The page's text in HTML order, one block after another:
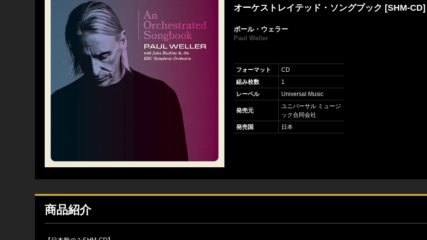
オーケストレイテッド・ソングブック [SHM-CD]
ポール・ウェラー
Paul Weller
フォーマット
CD
組み枚数
1
レーベル
Universal Music
発売元
ユニバーサル ミュージ
ック合同会社
発売国
日本
商品紹介